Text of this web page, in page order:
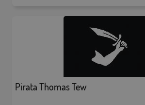
Pirata Thomas Tew